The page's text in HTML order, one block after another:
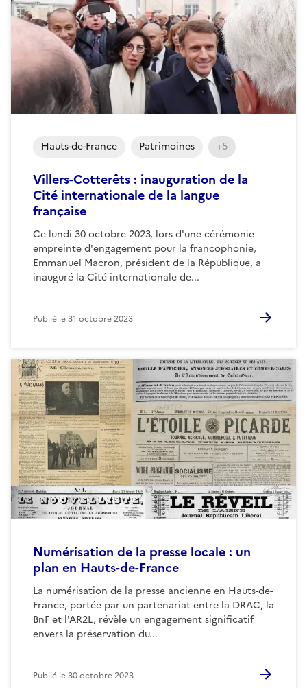
Villers-Cotterêts : inauguration de la
Cité internationale de la langue
française
Ce lundi 30 octobre 2023, lors d'une cérémonie
empreinte d'engagement pour la francophonie,
Emmanuel Macron, président de la République, a
inauguré la Cité internationale de...
Hauts-de-France Patrimoines +5
Publié le31 octobre 2023
Numérisation de la presse locale : un
plan en Hauts-de-France
La numérisation de la presse ancienne en Hauts-de-
France, portée par un partenariat entre la DRAC, la
BnF et l'AR2L, révèle un engagement significatif
envers la préservation du...
Publié le30 octobre 2023